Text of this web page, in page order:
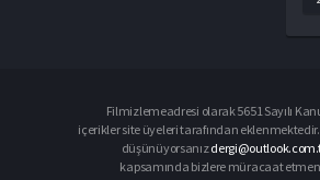
Filmizlemeadresi olarak 5651 Sayılı
içerikler site üyeleri tarafından
düşünüyorsanız
kapsamında bizlere müracaat